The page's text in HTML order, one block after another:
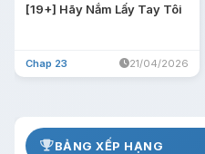
[19+] Hãy Nắm Lấy Tay Tôi
Chap 23 21/04/2026
BẢNG XẾP HẠNG